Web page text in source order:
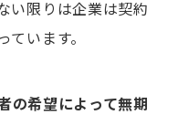
い限りは企業は契約
います。
の希望によって無期